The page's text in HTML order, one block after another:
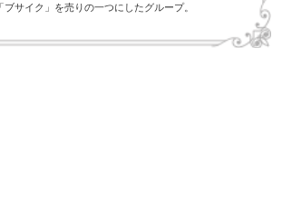
サイク」を売りの一つにしたグループ。